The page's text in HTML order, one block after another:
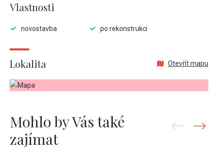
Vlastnosti
novostavba po rekonstrukci
Lokalita Otevřít mapu
Mohlo by Vás také
zajímat